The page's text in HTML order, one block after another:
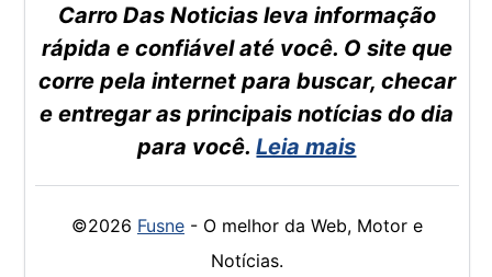
Carro Das Noticias leva informação
rápida e confiável até você. O site que
corre pela internet para buscar, checar
e entregar as principais notícias do dia
para você.Leia mais
©2026 Fusne- O melhor da Web, Motor e
Notícias.